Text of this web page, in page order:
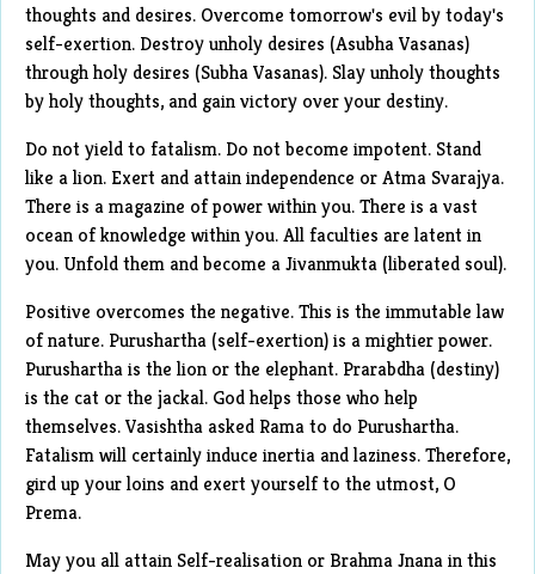
thoughts and desires. Overcome tomorrow's evil by today's
self-exertion. Destroy unholy desires (Asubha Vasanas)
through holy desires (Subha Vasanas). Slay unholy thoughts
by holy thoughts, and gain victory over your destiny.
Do not yield to fatalism. Do not become impotent. Stand
like a lion. Exert and attain independence or Atma Svarajya.
There is a magazine of power within you. There is a vast
ocean of knowledge within you. All faculties are latent in
you. Unfold them and become a Jivanmukta (liberated soul).
Positive overcomes the negative. This is the immutable law
of nature. Purushartha (self-exertion) is a mightier power.
Purushartha is the lion or the elephant. Prarabdha (destiny)
is the cat or the jackal. God helps those who help
themselves. Vasishtha asked Rama to do Purushartha.
Fatalism will certainly induce inertia and laziness. Therefore,
gird up your loins and exert yourself to the utmost, O
Prema.
May you all attain Self-realisation or Brahma Jnana in this